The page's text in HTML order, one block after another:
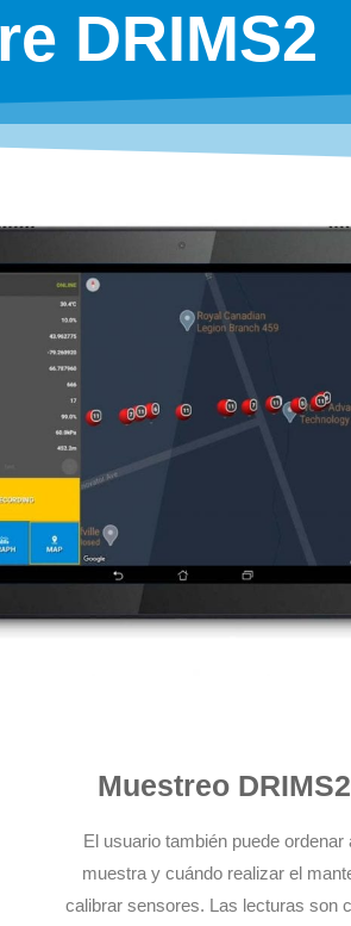
DRIMS2
Muestreo
El usuario también puede
muestra y cuándo realizar el
calibrar sensores. Las lecturas son